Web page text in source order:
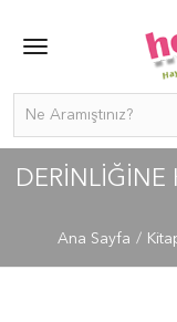
DERINLIĞINE
Ana Sayfa